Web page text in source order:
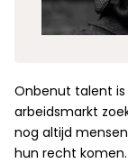
Onbenut talent
arbeidsmarkt
nog altijd
hun recht